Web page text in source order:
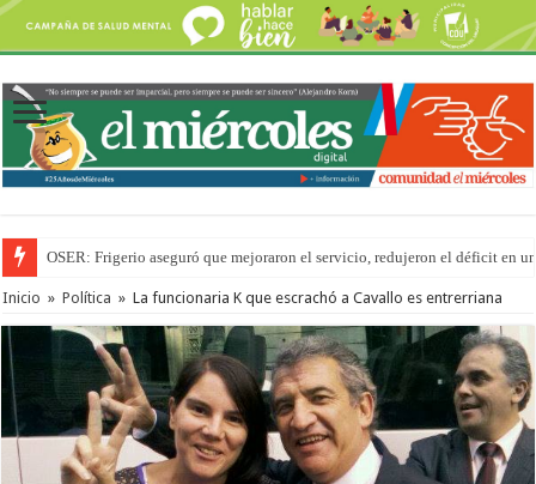
OSER: Frigerio aseguró que mejoraron el servicio, redujeron el déficit en
Inicio » Política » La funcionaria K que escrachó a Cavallo es entrerriana